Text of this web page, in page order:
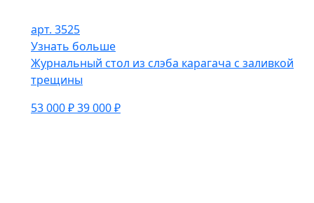
арт. 3525
Узнать больше
Журнальный стол из слэба карагача с заливкой
трещины
53 000 ₽39 000 ₽